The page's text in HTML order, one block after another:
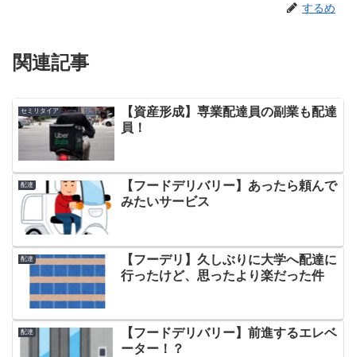
するめ
関連記事
セミリタイア
【資産形成】専業配達員の副業も配達
員！
配達
【フードデリバリー】あったら頼んで
みたいサービス
配達
【フーデリ】久しぶりに大学へ配達に
行ったけど、思ったより楽だった件
配達
【フードデリバリー】前進するエレベ
ーター！？